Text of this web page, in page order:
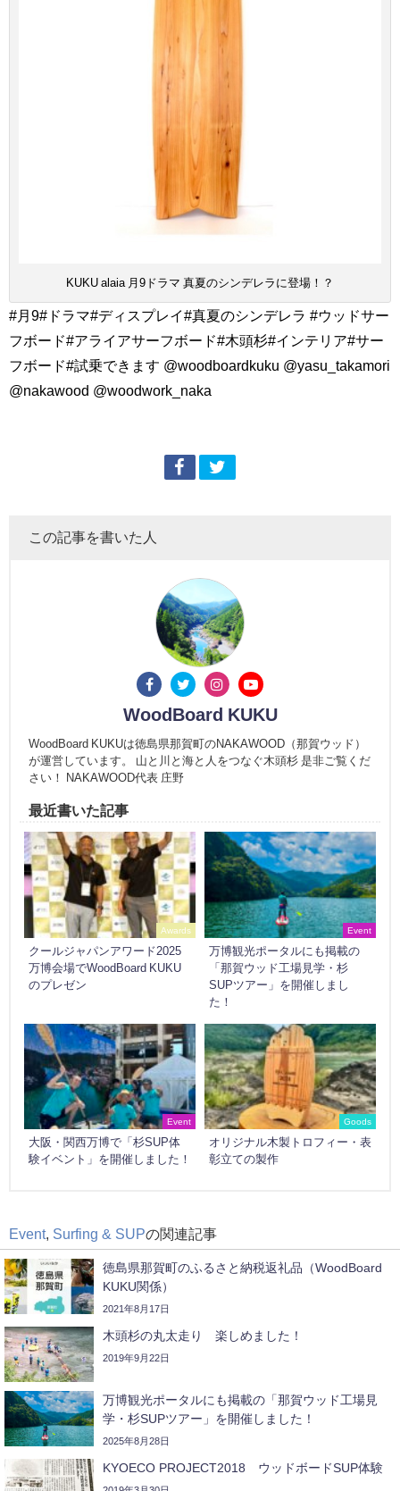
KUKU alaia 月9ドラマ 真夏のシンデレラに登場！？
#月9#ドラマ#ディスプレイ#真夏のシンデレラ #ウッドサー
フボード#アライアサーフボード#木頭杉#インテリア#サー
フボード#試乗できます @woodboardkuku @yasu_takamori
@nakawood @woodwork_naka
この記事を書いた人
WoodBoard KUKU
WoodBoard KUKUは徳島県那賀町のNAKAWOOD（那賀ウッド）
が運営しています。 山と川と海と人をつなぐ木頭杉 是非ご覧くだ
さい！ NAKAWOOD代表 庄野
最近書いた記事
Awards
クールジャパンアワード2025
万博会場でWoodBoard KUKU
のプレゼン
Event
万博観光ポータルにも掲載の
「那賀ウッド工場見学・杉
SUPツアー」を開催しまし
た！
Event
大阪・関西万博で「杉SUP体
験イベント」を開催しました！
Goods
オリジナル木製トロフィー・表
彰立ての製作
Event, Surfing & SUPの関連記事
徳島県那賀町のふるさと納税返礼品（WoodBoard
KUKU関係）
2021年8月17日
木頭杉の丸太走り 楽しめました！
2019年9月22日
万博観光ポータルにも掲載の「那賀ウッド工場見
学・杉SUPツアー」を開催しました！
2025年8月28日
KYOECO PROJECT2018 ウッドボードSUP体験